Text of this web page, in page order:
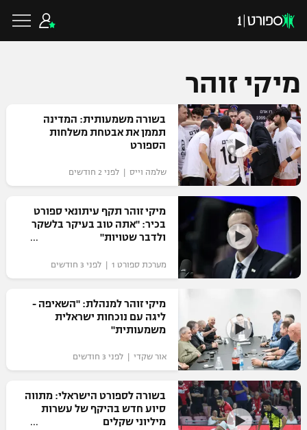
VOD
רץ ברשת
כדורגל ישראלי
ליגת העל
גביע הטוטו
ליגיונרים
נבחרת ישראל
מכבי חיפה
בית"ר ירושלים
מכבי תל אביב
כדורגל עולמי
ליגת האלופות
ליגה אירופית
ליגה אנגלית
ליגה ספרדית
ליגה איטלקית
ליגה צרפתית
כדורסל ישראלי
ליגת ווינר סל
כדורסל נשים
מכבי תל אביב
הפועל חולון
הפועל ירושלים
כדורסל עולמי
יורוליג
יורוקאפ
ענפים נוספים
טניס
כדוריד
כדורעף
מיקי זוהר
בשורה משמעותית: המדינה
תממן את אבטחת משלחות
הספורט
שלמה וייס | לפני 2 חודשים
מיקי זוהר תקף עיתונאי ספורט
בכיר: "אתה טוב בעיקר בלשקר
ולדבר שטויות"
מערכת ספורט 1 | לפני 3 חודשים
מיקי זוהר למנהלת: "השאיפה -
ליגה עם נוכחות ישראלית
משמעותית"
אור שקדי | לפני 3 חודשים
בשורה לספורט הישראלי: מתווה
סיוע חדש בהיקף של עשרות
מיליוני שקלים